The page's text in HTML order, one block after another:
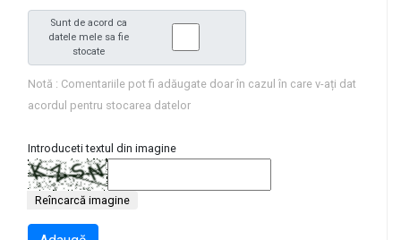
Sunt de acord ca
datele mele sa fie
stocate
Notă : Comentariile pot fi adăugate doar în cazul în care v-ați dat
acordul pentru stocarea datelor
Introduceti textul din imagine
Reîncarcă imagine